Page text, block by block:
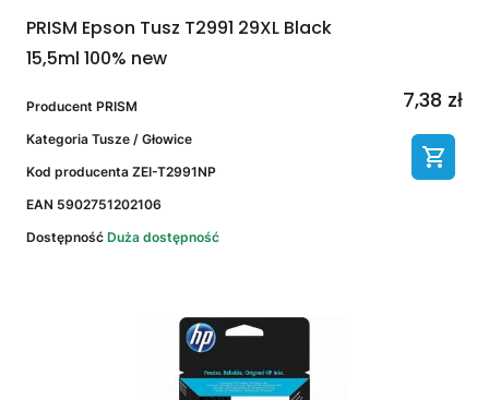
PRISM Epson Tusz T2991 29XL Black
15,5ml 100% new
Producent PRISM
Kategoria Tusze / Głowice
Kod producenta ZEI-T2991NP
EAN 5902751202106
Dostępność Duża dostępność
7,38 zł